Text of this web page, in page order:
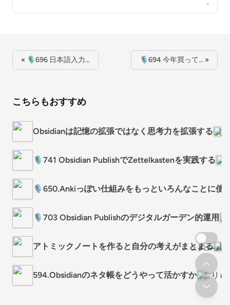
« 🎙696 日本語入力… 🎙694 今年買って… »
こちらもおすすめ
Obsidianは記憶の拡張ではなく思考力を拡張する
🎙741 Obsidian PublishでZettelkastenを実践する
🎙650.Ankiっぽい仕組みをもっといろんなことに使
🎙703 Obsidian Publishのデジタルガーデン的運用
アトミックノートを作ると自分の考えがまとまる
594.Obsidianのネタ帳をどうやって活かすか ごりゅ
スクロール